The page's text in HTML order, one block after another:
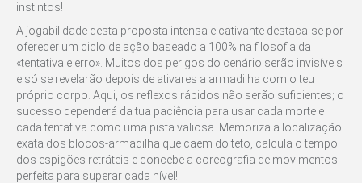
instintos!
A jogabilidade desta proposta intensa e cativante destaca-se por
oferecer um ciclo de ação baseado a 100% na filosofia da
«tentativa e erro». Muitos dos perigos do cenário serão invisíveis
e só se revelarão depois de ativares a armadilha com o teu
próprio corpo. Aqui, os reflexos rápidos não serão suficientes; o
sucesso dependerá da tua paciência para usar cada morte e
cada tentativa como uma pista valiosa. Memoriza a localização
exata dos blocos-armadilha que caem do teto, calcula o tempo
dos espigões retráteis e concebe a coreografia de movimentos
perfeita para superar cada nível!